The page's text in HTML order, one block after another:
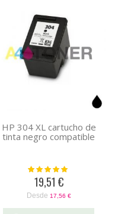
HP 304 XL cartucho de
tinta negro compatible
Valoración:
19,51 €
Desde 17,56 €